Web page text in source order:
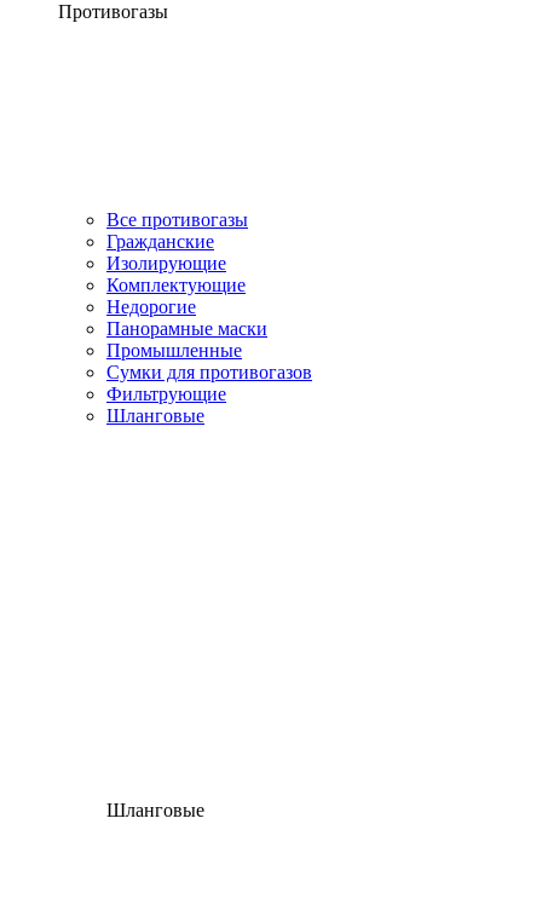
Противогазы
Все противогазы
Гражданские
Изолирующие
Комплектующие
Недорогие
Панорамные маски
Промышленные
Сумки для противогазов
Фильтрующие
Шланговые
Шланговые